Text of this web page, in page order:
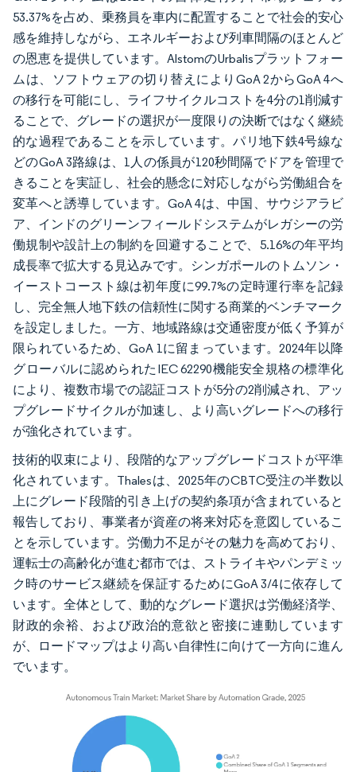
53.37%を占め、乗務員を車内に配置することで社会的安心
感を維持しながら、エネルギーおよび列車間隔のほとんど
の恩恵を提供しています。AlstomのUrbalisプラットフォー
ムは、ソフトウェアの切り替えによりGoA 2からGoA 4へ
の移行を可能にし、ライフサイクルコストを4分の1削減す
ることで、グレードの選択が一度限りの決断ではなく継続
的な過程であることを示しています。パリ地下鉄4号線な
どのGoA 3路線は、1人の係員が120秒間隔でドアを管理で
きることを実証し、社会的懸念に対応しながら労働組合を
変革へと誘導しています。GoA 4は、中国、サウジアラビ
ア、インドのグリーンフィールドシステムがレガシーの労
働規制や設計上の制約を回避することで、5.16%の年平均
成長率で拡大する見込みです。シンガポールのトムソン・
イーストコースト線は初年度に99.7%の定時運行率を記録
し、完全無人地下鉄の信頼性に関する商業的ベンチマーク
を設定しました。一方、地域路線は交通密度が低く予算が
限られているため、GoA 1に留まっています。2024年以降
グローバルに認められたIEC 62290機能安全規格の標準化
により、複数市場での認証コストが5分の2削減され、アッ
プグレードサイクルが加速し、より高いグレードへの移行
が強化されています。
技術的収束により、段階的なアップグレードコストが平準
化されています。Thalesは、2025年のCBTC受注の半数以
上にグレード段階的引き上げの契約条項が含まれていると
報告しており、事業者が資産の将来対応を意図しているこ
とを示しています。労働力不足がその魅力を高めており、
運転士の高齢化が進む都市では、ストライキやパンデミッ
ク時のサービス継続を保証するためにGoA 3/4に依存して
います。全体として、動的なグレード選択は労働経済学、
財政的余裕、および政治的意欲と密接に連動しています
が、ロードマップはより高い自律性に向けて一方向に進ん
でいます。